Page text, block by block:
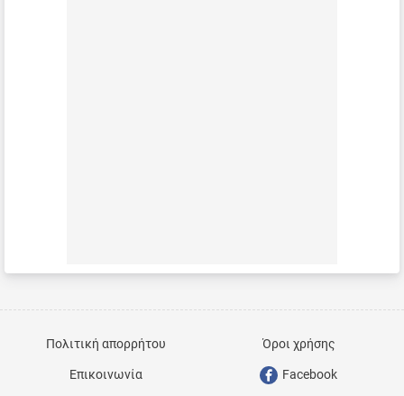
Πολιτική απορρήτου Όροι χρήσης
Επικοινωνία Facebook